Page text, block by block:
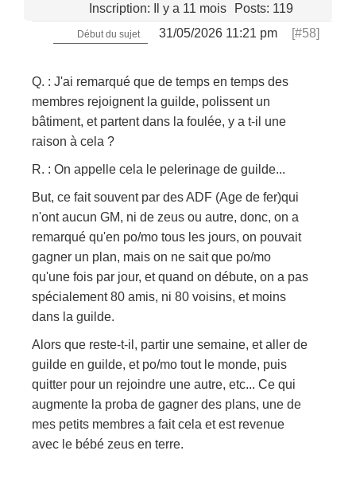
Inscription: Il y a 11 mois Posts: 119
Début du sujet 31/05/2026 11:21 pm [#58]
Q. : J'ai remarqué que de temps en temps des
membres rejoignent la guilde, polissent un
bâtiment, et partent dans la foulée, y a t-il une
raison à cela ?
R. : On appelle cela le pelerinage de guilde...
But, ce fait souvent par des ADF (Age de fer)qui
n'ont aucun GM, ni de zeus ou autre, donc, on a
remarqué qu'en po/mo tous les jours, on pouvait
gagner un plan, mais on ne sait que po/mo
qu'une fois par jour, et quand on débute, on a pas
spécialement 80 amis, ni 80 voisins, et moins
dans la guilde.
Alors que reste-t-il, partir une semaine, et aller de
guilde en guilde, et po/mo tout le monde, puis
quitter pour un rejoindre une autre, etc... Ce qui
augmente la proba de gagner des plans, une de
mes petits membres a fait cela et est revenue
avec le bébé zeus en terre.